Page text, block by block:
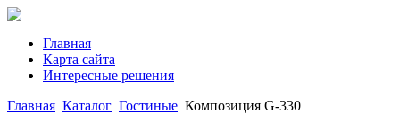
Главная
Карта сайта
Интересные решения
Главная Каталог Гостиные Композиция G-330